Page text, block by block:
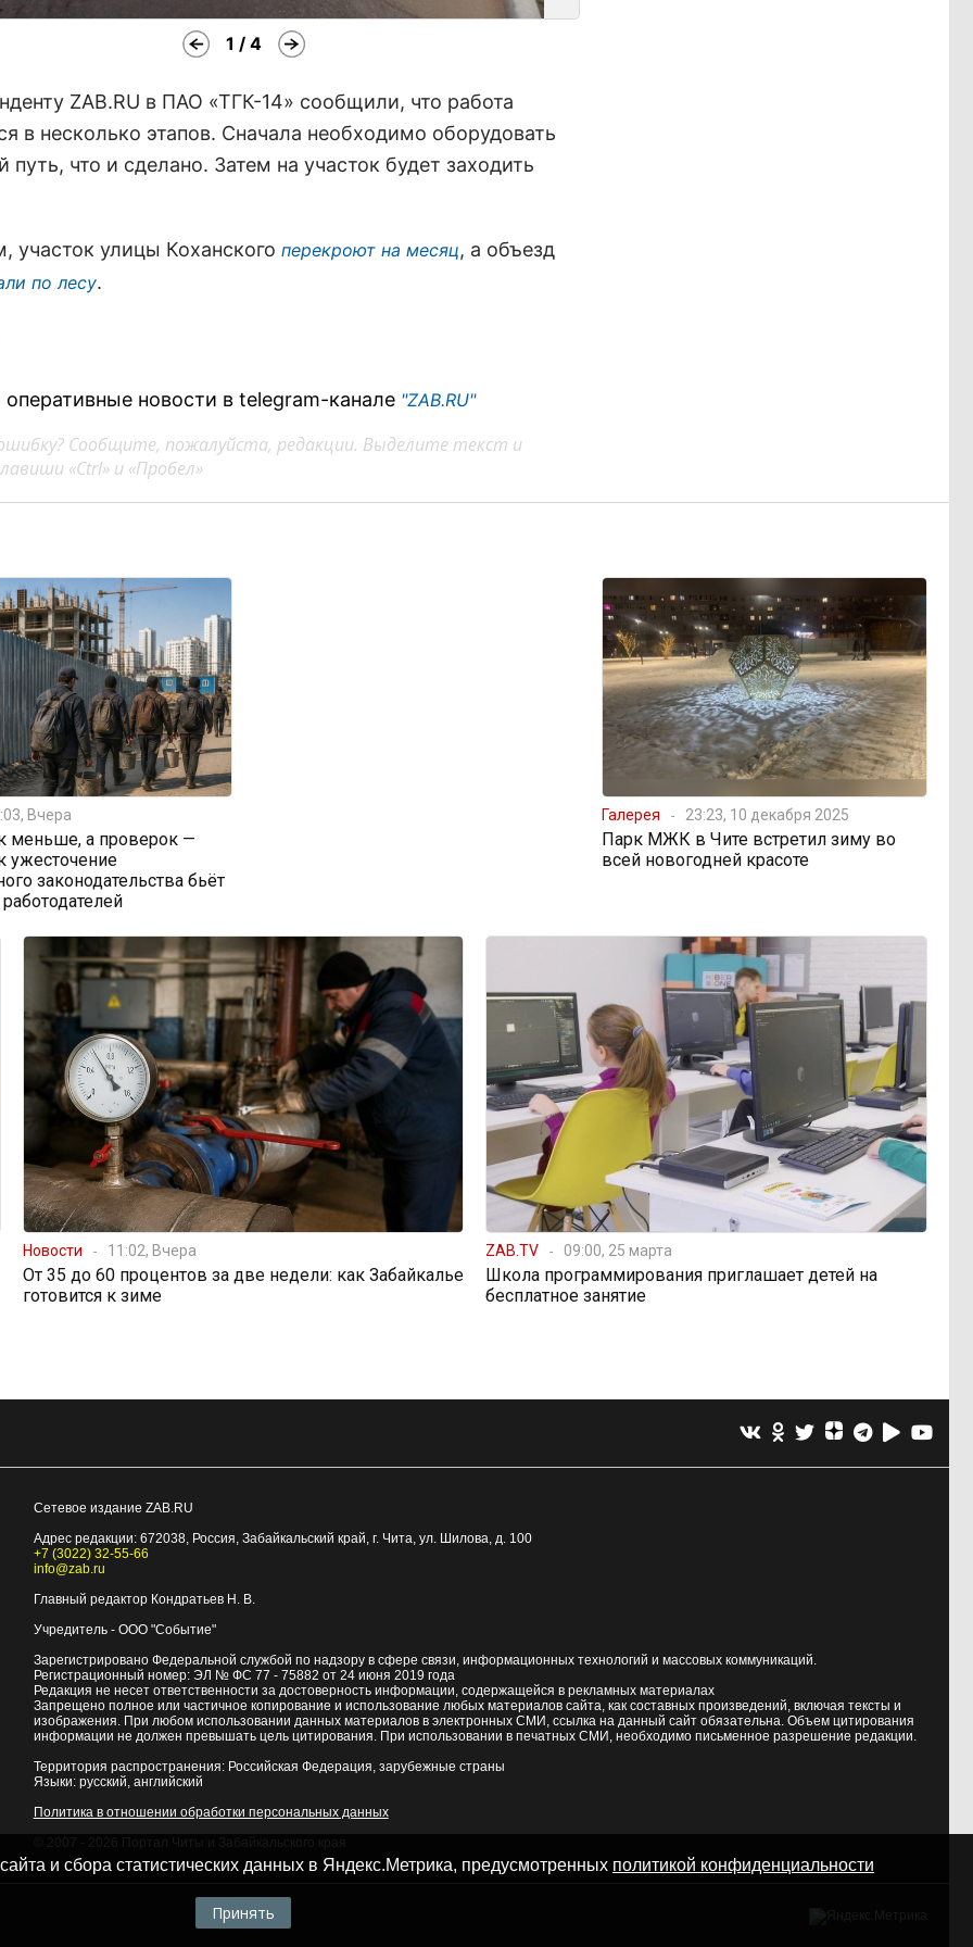
1 / 4
ZAB.RU в ПАО «ТГК-14» сообщили, что работа
в несколько этапов. Сначала необходимо оборудовать
путь, что и сделано. Затем на участок будет заходить
участок улицы Коханского перекроют на месяц, а объезд
по лесу.
новости в telegram-канале "ZAB.RU"
Сообщите, пожалуйста, редакции. Выделите текст и
«Ctrl» и «Пробел»
Вчера
меньше, а проверок —
ужесточение
законодательства бьёт
Галерея 23:23, 10 декабря 2025
Парк МЖК в Чите встретил зиму во
всей новогодней красоте
Новости 11:02, Вчера
От 35 до 60 процентов за две недели: как Забайкалье
готовится к зиме
ZAB.TV 09:00, 25 марта
Школа программирования приглашает детей на
бесплатное занятие
Сетевое издание ZAB.RU
Адрес редакции: 672038, Россия, Забайкальский край, г. Чита, ул. Шилова, д. 100
+7 (3022) 32-55-66
info@zab.ru
Главный редактор Кондратьев Н. В.
Учредитель - ООО "Событие"
Зарегистрировано Федеральной службой по надзору в сфере связи, информационных технологий и массовых коммуникаций.
Регистрационный номер: ЭЛ № ФС 77 - 75882 от 24 июня 2019 года
Редакция не несет ответственности за достоверность информации, содержащейся в рекламных материалах
Запрещено полное или частичное копирование и использование любых материалов сайта, как составных произведений, включая тексты и
изображения. При любом использовании данных материалов в электронных СМИ, ссылка на данный сайт обязательна. Объем цитирования
информации не должен превышать цель цитирования. При использовании в печатных СМИ, необходимо письменное разрешение редакции.
Территория распространения: Российская Федерация, зарубежные страны
Языки: русский, английский
Политика в отношении обработки персональных данных
и сбора статистических данных в Яндекс.Метрика, предусмотренных политикой конфиденциальности
Принять